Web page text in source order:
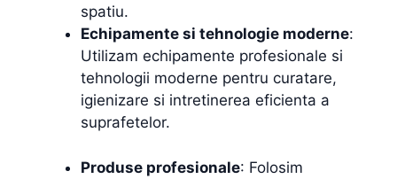
spatiu.
Echipamente si tehnologie moderne:
Utilizam echipamente profesionale si
tehnologii moderne pentru curatare,
igienizare si intretinerea eficienta a
suprafetelor.
Produse profesionale: Folosim